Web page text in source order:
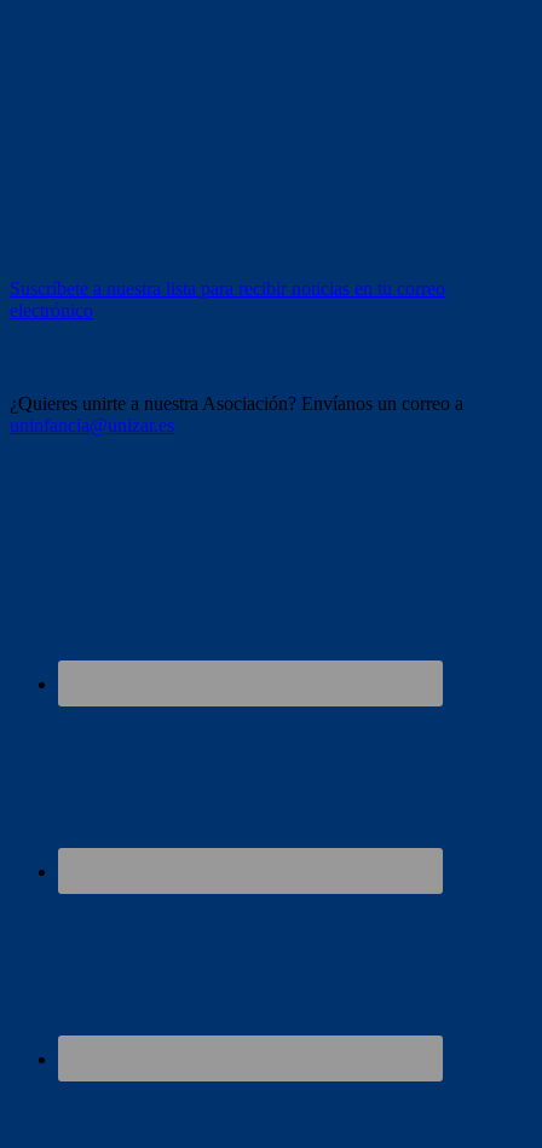
Suscríbete a nuestra lista para recibir noticias en tu correo
electrónico
¿Quieres unirte a nuestra Asociación? Envíanos un correo a
uninfancia@unizar.es